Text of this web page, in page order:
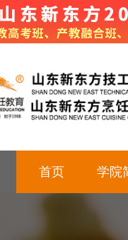
首页 学院